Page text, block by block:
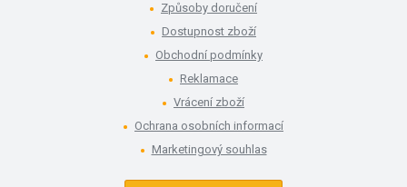
Způsoby doručení
Dostupnost zboží
Obchodní podmínky
Reklamace
Vrácení zboží
Ochrana osobních informací
Marketingový souhlas